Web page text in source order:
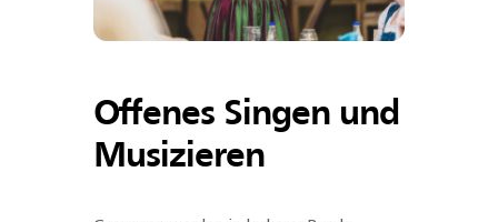
Offenes Singen und
Musizieren